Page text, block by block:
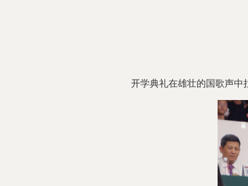
开学典礼在雄壮的国歌声中拉